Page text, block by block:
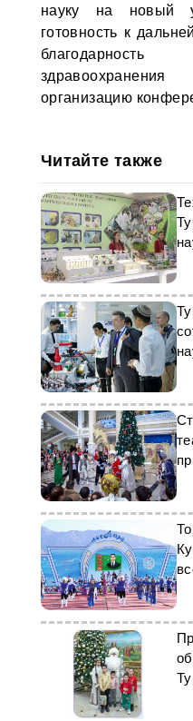
науку на новый
готовность к
организацию
Читайте также